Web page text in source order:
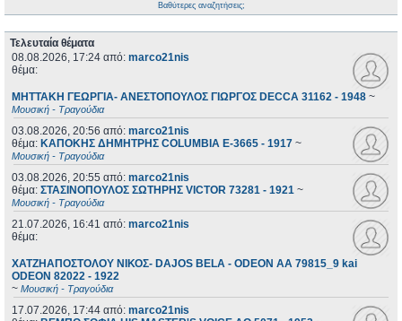
Βαθύτερες αναζητήσεις;
Τελευταία θέματα
08.08.2026, 17:24 από: marco21nis
θέμα:
ΜΗΤΤΑΚΗ ΓΕΩΡΓΙΑ- ΑΝΕΣΤΟΠΟΥΛΟΣ ΓΙΩΡΓΟΣ DECCA 31162 - 1948 ~
Μουσική - Τραγούδια
03.08.2026, 20:56 από: marco21nis
θέμα: ΚΑΠΟΚΗΣ ΔΗΜΗΤΡΗΣ COLUMBIA E-3665 - 1917 ~
Μουσική - Τραγούδια
03.08.2026, 20:55 από: marco21nis
θέμα: ΣΤΑΣΙΝΟΠΟΥΛΟΣ ΣΩΤΗΡΗΣ VICTOR 73281 - 1921 ~
Μουσική - Τραγούδια
21.07.2026, 16:41 από: marco21nis
θέμα:
ΧΑΤΖΗΑΠΟΣΤΟΛΟΥ ΝΙΚΟΣ- DAJOS BELA - ODEON AA 79815_9 kai
ODEON 82022 - 1922
~ Μουσική - Τραγούδια
17.07.2026, 17:44 από: marco21nis